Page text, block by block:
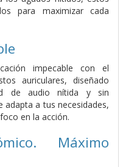
para maximizar cada
impecable con el
auriculares, diseñado
de audio nítida y sin
adapta a tus necesidades,
en la acción.
Máximo